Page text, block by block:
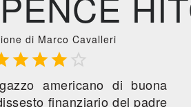
di Marco Cavalleri
 
americano di buona
finanziario del padre